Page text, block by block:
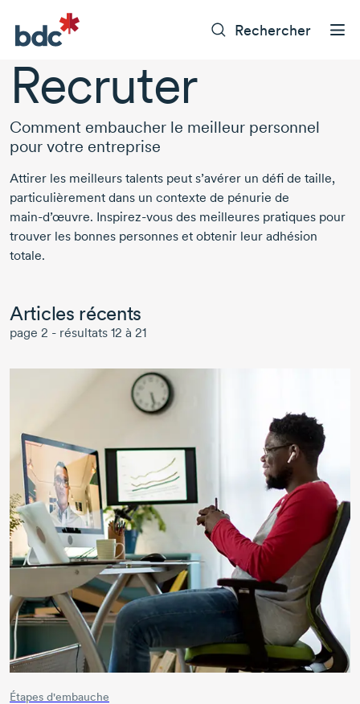
Rechercher
Recruter
Comment embaucher le meilleur personnel
pour votre entreprise
Attirer les meilleurs talents peut s’avérer un défi de taille,
particulièrement dans un contexte de pénurie de
main-d’œuvre. Inspirez-vous des meilleures pratiques pour
trouver les bonnes personnes et obtenir leur adhésion
totale.
Articles récents
page 2 - résultats 12 à 21
Étapes d'embauche